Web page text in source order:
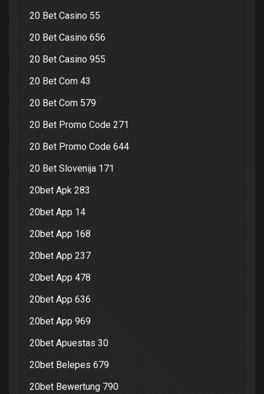
20 Bet Casino 55
20 Bet Casino 656
20 Bet Casino 955
20 Bet Com 43
20 Bet Com 579
20 Bet Promo Code 271
20 Bet Promo Code 644
20 Bet Slovenija 171
20bet Apk 283
20bet App 14
20bet App 168
20bet App 237
20bet App 478
20bet App 636
20bet App 969
20bet Apuestas 30
20bet Belepes 679
20bet Bewertung 790